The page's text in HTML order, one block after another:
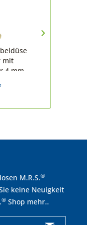
mit
4 mm
M.R.S.®
keine Neuigkeit
® Shop mehr..